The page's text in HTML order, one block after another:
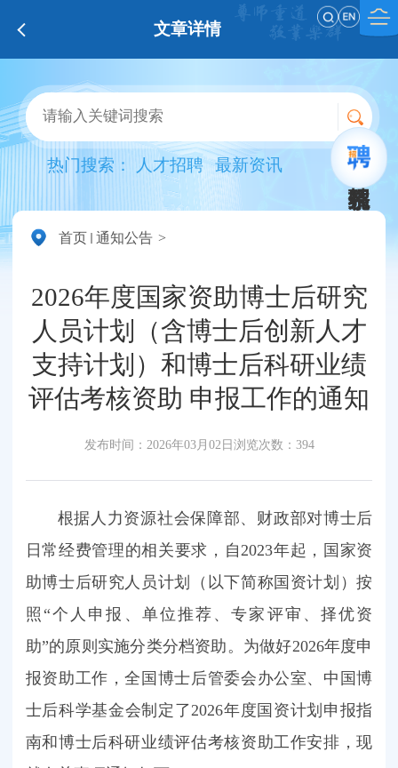
文章详情
热门搜索： 人才招聘 最新资讯
首页 通知公告
2026年度国家资助博士后研究
人员计划（含博士后创新人才
支持计划）和博士后科研业绩
评估考核资助 申报工作的通知
发布时间：2026年03月02日浏览次数： 394
根据人力资源社会保障部、财政部对博士后
日常经费管理的相关要求，自2023年起，国家资
助博士后研究人员计划（以下简称国资计划）按
照“个人申报、单位推荐、专家评审、择优资
助”的原则实施分类分档资助。为做好2026年度申
报资助工作，全国博士后管委会办公室、中国博
士后科学基金会制定了2026年度国资计划申报指
南和博士后科研业绩评估考核资助工作安排，现